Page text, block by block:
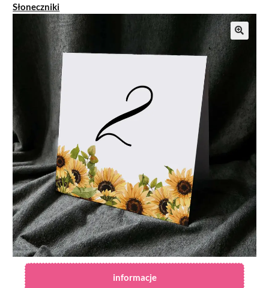
Słoneczniki
informacje